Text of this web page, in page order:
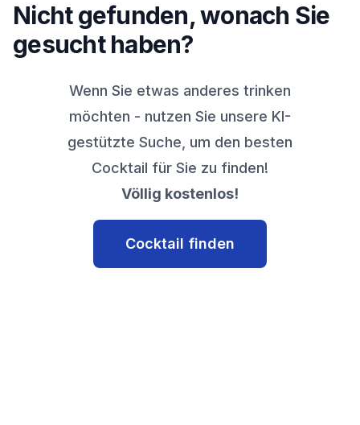
Nicht gefunden, wonach Sie
gesucht haben?
Wenn Sie etwas anderes trinken
möchten - nutzen Sie unsere KI-
gestützte Suche, um den besten
Cocktail für Sie zu finden!
Völlig kostenlos!
Cocktail finden